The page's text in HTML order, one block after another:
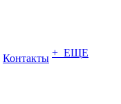
Контакты + ЕЩЕ